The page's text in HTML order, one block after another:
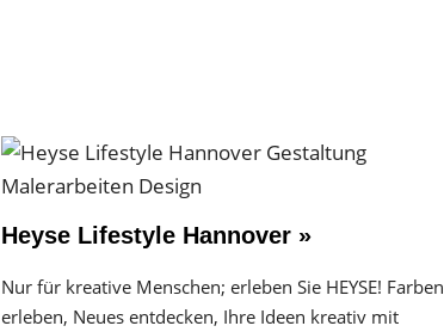
Heyse Lifestyle Hannover »
Nur für kreative Menschen; erleben Sie HEYSE! Farben
erleben, Neues entdecken, Ihre Ideen kreativ mit